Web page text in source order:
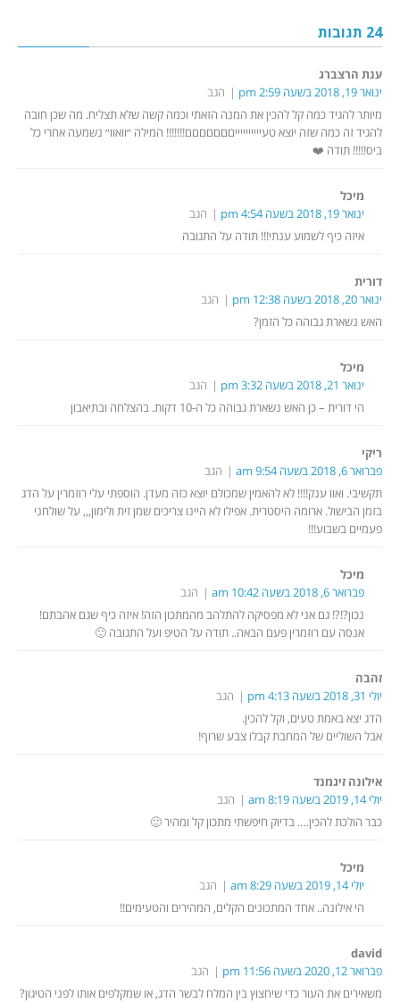
24 תגובות
ענת הרצברג
ינואר 19, 2018 בשעה 2:59 pm
הגב
מיותר להגיד כמה קל להכין את המנה הזאתי וכמה קשה שלא תצליח. מה שכן חובה
להגיד זה כמה שזה יוצא טעייייייייייםםםםםםם!!!!!!! המילה ״וואוו״ נשמעה אחרי כל
ביס!!!!! תודה ❤️
מיכל
ינואר 19, 2018 בשעה 4:54 pm
הגב
איזה כיף לשמוע ענתי!!! תודה על התגובה
דורית
ינואר 20, 2018 בשעה 12:38 pm
הגב
האש נשארת גבוהה כל הזמן?
מיכל
ינואר 21, 2018 בשעה 3:32 pm
הגב
הי דורית – כן האש נשארת גבוהה כל ה-10 דקות. בהצלחה ובתיאבון
ריקי
פברואר 6, 2018 בשעה 9:54 am
הגב
תקשיבי. ואוו ענק!!!! לא להאמין שמכולם יוצא כזה מעדן. הוספתי עלי רוזמרין על הדג
בזמן הבישול. ארומה היסטרית. אפילו לא היינו צריכים שמן זית ולימון,,, על שולחני
פעמיים בשבוע!!!
מיכל
פברואר 6, 2018 בשעה 10:42 am
הגב
נכון?!?! גם אני לא מפסיקה להתלהב מהמתכון הזה! איזה כיף שגם אהבתם!
אנסה עם רוזמרין פעם הבאה.. תודה על הטיפ ועל התגובה 🙂
זהבה
יולי 31, 2018 בשעה 4:13 pm
הגב
הדג יצא באמת טעים, וקל להכין.
אבל השוליים של המחבת קבלו צבע שרוף!
אילונה זיגמנד
יולי 14, 2019 בשעה 8:19 am
הגב
כבר הולכת להכין…. בדיוק חיפשתי מתכון קל ומהיר 🙂
מיכל
יולי 14, 2019 בשעה 8:29 am
הגב
הי אילונה.. אחד המתכונים הקלים, המהירים והטעימים!!
david
פברואר 12, 2020 בשעה 11:56 pm
הגב
משאירים את העור כדי שיחצוץ בין המלח לבשר הדג, או שמקלפים אותו לפני הטיגון?